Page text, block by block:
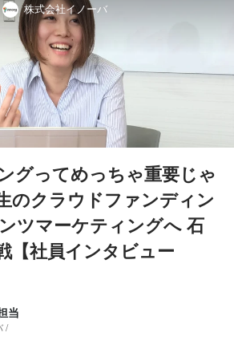
株式会社イノーバ
グってめっちゃ重要じゃ
のクラウドファンディン
ツマーケティングへ 石
【社員インタビュー
当
/